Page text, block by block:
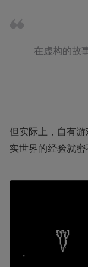
在虚构的故
但实际上，自有
实世界的经验就密